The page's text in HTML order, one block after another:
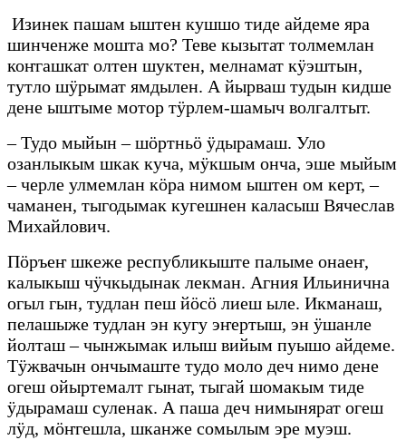
Изинек пашам ыштен кушшо тиде айдеме яра
шинченже мошта мо? Теве кызытат толмемлан
коҥгашкат олтен шуктен, мелнамат кӱэштын,
тутло шӱрымат ямдылен. А йырваш тудын кидше
дене ыштыме мотор тӱрлем-шамыч волгалтыт.
– Тудо мыйын – шӧртньӧ ӱдырамаш. Уло
озанлыкым шкак куча, мӱкшым онча, эше мыйым
– черле улмемлан кӧра нимом ыштен ом керт, –
чаманен, тыгодымак кугешнен каласыш Вячеслав
Михайлович.
Пӧръеҥ шкеже республикыште палыме онаеҥ,
калыкыш чӱчкыдынак лекман. Агния Ильинична
огыл гын, тудлан пеш йӧсӧ лиеш ыле. Икманаш,
пелашыже тудлан эн кугу эҥертыш, эн ӱшанле
йолташ – чынжымак илыш вийым пуышо айдеме.
Тӱжвачын ончымаште тудо моло деч нимо дене
огеш ойыртемалт гынат, тыгай шомакым тиде
ӱдырамаш суленак. А паша деч нимынярат огеш
лӱд, мӧҥгешла, шканже сомылым эре муэш.